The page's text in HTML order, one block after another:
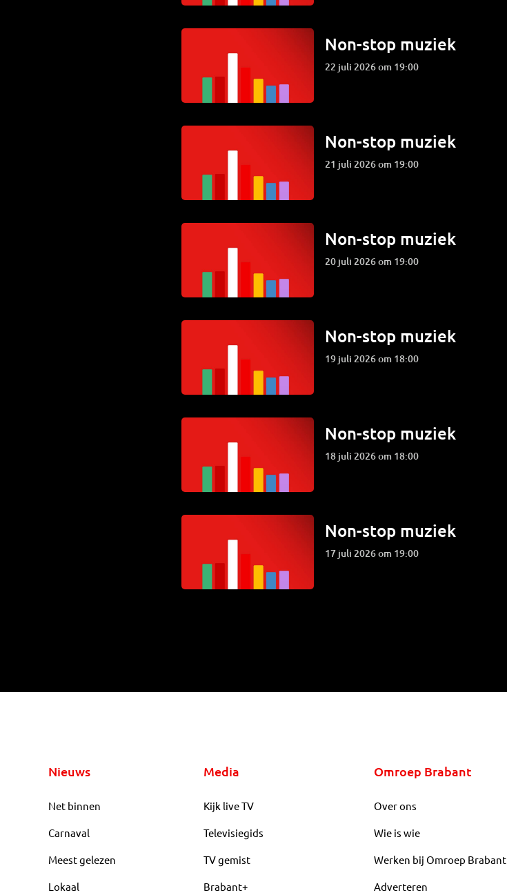
Non-stop muziek
22 juli 2026 om 19:00
Non-stop muziek
21 juli 2026 om 19:00
Non-stop muziek
20 juli 2026 om 19:00
Non-stop muziek
19 juli 2026 om 18:00
Non-stop muziek
18 juli 2026 om 18:00
Non-stop muziek
17 juli 2026 om 19:00
Nieuws
Net binnen
Carnaval
Meest gelezen
Lokaal
Media
Kijk live TV
Televisiegids
TV gemist
Brabant+
Omroep Brabant
Over ons
Wie is wie
Werken bij Omroep Brabant
Adverteren